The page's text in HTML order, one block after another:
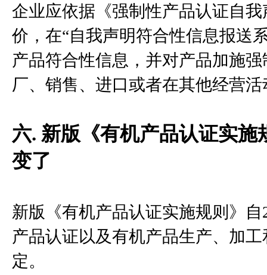
企业应依据《强制性产品认证自
价，在“自我声明符合性信息报送
产品符合性信息，并对产品加施
厂、销售、进口或者在其他经营
六. 新版《有机产品认证实
变了
新版《有机产品认证实施规则》
产品认证以及有机产品生产、加
定。